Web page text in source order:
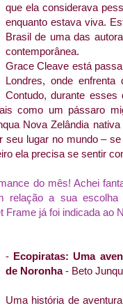
que ela considerava
enquanto estava viva.
Brasil de uma das
contemporânea.
Grace Cleave está
Londres, onde enfrenta
Contudo, durante esses
como um pássaro
Nova Zelândia
seu lugar no mundo –
ela precisa se sentir
do mês! Achei
relação a sua escolha
Frame já foi indicada ao
- Ecopiratas: Uma
de Noronha- Beto
Uma história de